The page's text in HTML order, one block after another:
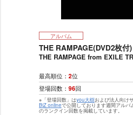
アルバム
THE RAMPAGE(DVD2枚付)
THE RAMPAGE from EXILE
最高順位： 2位
登場回数： 96回
※「登場回数」はyou大樹および法人向け
BiZ onlineで公開しております週間アルバ
のランクイン回数を掲載しています。